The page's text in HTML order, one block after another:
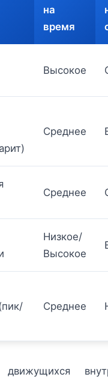
на
время
Высокое
Среднее
Среднее
Низкое/
Высокое
Среднее
движущихся